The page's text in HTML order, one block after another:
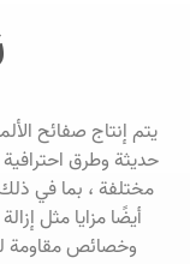
حديثة وطرق
أيضًا مزايا مثل
وخصائص مقاومة